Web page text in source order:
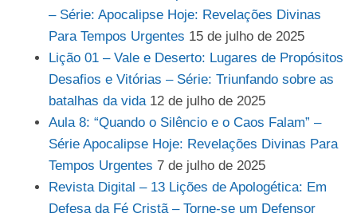
– Série: Apocalipse Hoje: Revelações Divinas
Para Tempos Urgentes 15 de julho de 2025
Lição 01 – Vale e Deserto: Lugares de Propósitos
Desafios e Vitórias – Série: Triunfando sobre as
batalhas da vida 12 de julho de 2025
Aula 8: “Quando o Silêncio e o Caos Falam” –
Série Apocalipse Hoje: Revelações Divinas Para
Tempos Urgentes 7 de julho de 2025
Revista Digital – 13 Lições de Apologética: Em
Defesa da Fé Cristã – Torne-se um Defensor